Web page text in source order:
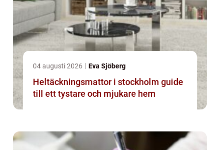
04 augusti 2026 Eva Sjöberg
Heltäckningsmattor i stockholm guide
till ett tystare och mjukare hem